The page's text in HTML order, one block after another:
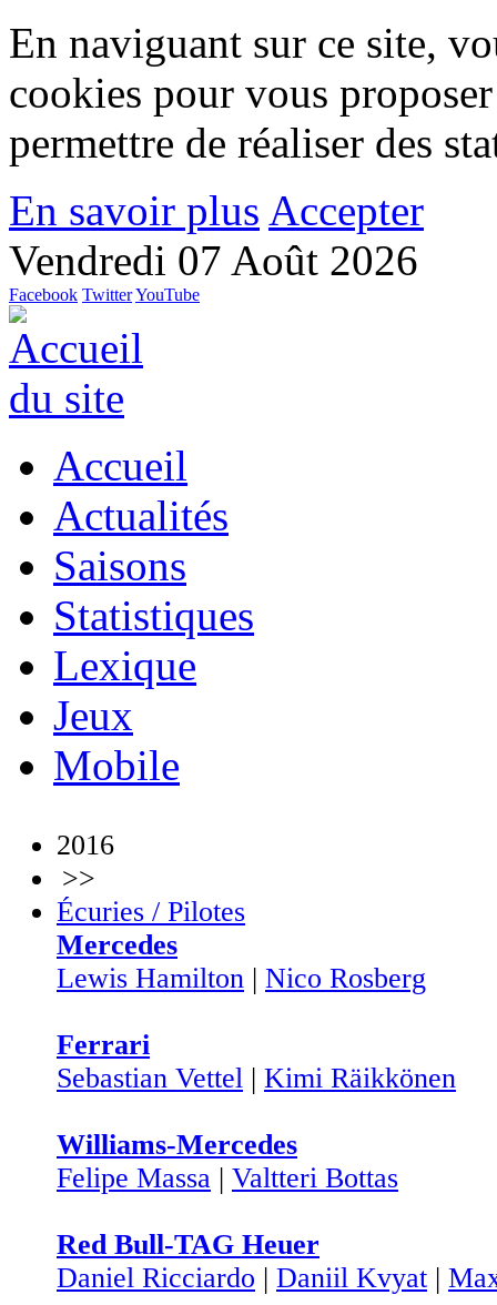
En naviguant sur ce site,
cookies pour vous
permettre de réaliser des
En savoir plus Accepter
Vendredi 07 Août 2026
Facebook TwitterYouTube
Accueil
Actualités
Saisons
Statistiques
Lexique
Jeux
Mobile
2016
>>
Écuries / Pilotes
Mercedes
Lewis Hamilton | Nico Rosberg
Ferrari
Sebastian Vettel | Kimi Räikkönen
Williams-Mercedes
Felipe Massa | Valtteri Bottas
Red Bull-TAG Heuer
Daniel Ricciardo | Daniil Kvyat |